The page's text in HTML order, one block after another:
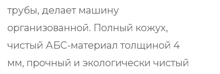
трубы, делает машину
организованной. Полный кожух,
чистый АБС-материал толщиной 4
мм, прочный и экологически чистый